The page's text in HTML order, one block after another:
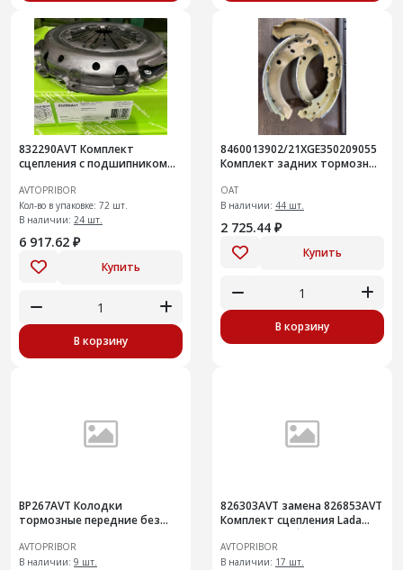
832290AVT Комплект
сцепления с подшипником
2180GB
AVTOPRIBOR
Кол-во в упаковке: 72 шт.
В наличии: 24 шт.
6 917.62 ₽
Купить
В корзину
8460013902/21XGE350209055
Комплект задних тормозных
ОАТ
В наличии: 44 шт.
2 725.44 ₽
Купить
В корзину
BP267AVT Колодки
тормозные передние без
AVTOPRIBOR
В наличии: 9 шт.
826303AVT замена 826853AVT
Комплект сцепления Lada
Largus 16кл. (без
подшипника)
AVTOPRIBOR
В наличии: 17 шт.